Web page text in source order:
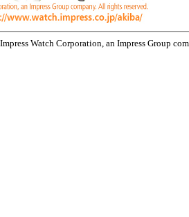
Watch Corporation, an Impress Group